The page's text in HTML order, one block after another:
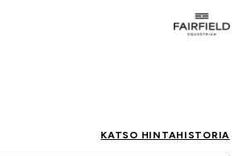
KATSO HINTAHISTORIA